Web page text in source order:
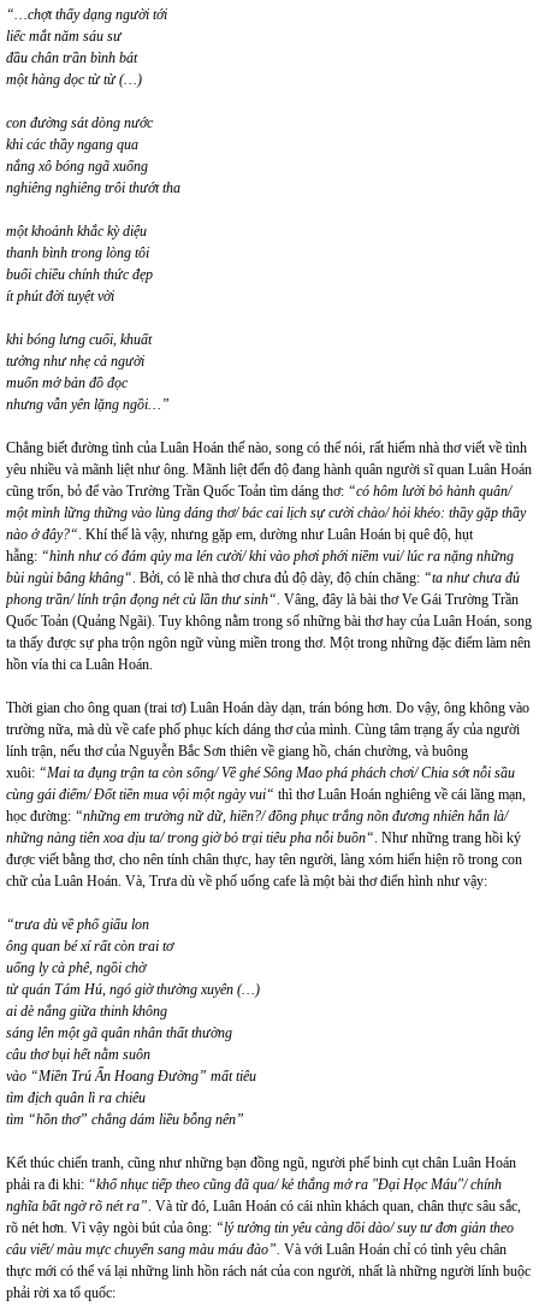
“…chợt thấy dạng người tới
liếc mắt năm sáu sư
đầu chân trần bình bát
một hàng dọc từ từ (…)
con đường sát dòng nước
khi các thầy ngang qua
nắng xô bóng ngã xuống
nghiêng nghiêng trôi thướt tha
một khoảnh khắc kỳ diệu
thanh bình trong lòng tôi
buổi chiều chính thức đẹp
ít phút đời tuyệt vời
khi bóng lưng cuối, khuất
tưởng như nhẹ cả người
muốn mở bản đồ đọc
nhưng vẫn yên lặng ngồi…”
Chẳng biết đường tình của Luân Hoán thế nào, song có thể nói, rất hiếm nhà thơ viết về tình
yêu nhiều và mãnh liệt như ông. Mãnh liệt đến độ đang hành quân người sĩ quan Luân Hoán
cũng trốn, bỏ để vào Trường Trần Quốc Toản tìm dáng thơ: “có hôm lười bỏ hành quân/
một mình lững thững vào lùng dáng thơ/ bác cai lịch sự cười chào/ hỏi khéo: thầy gặp thầy
nào ở đây?“. Khí thế là vậy, nhưng gặp em, dường như Luân Hoán bị quê độ, hụt
hẫng: “hình như có đám qủy ma lén cười/ khi vào phơi phới niềm vui/ lúc ra nặng những
bùi ngùi bâng khâng“. Bởi, có lẽ nhà thơ chưa đủ độ dày, độ chín chăng: “ta như chưa đủ
phong trần/ lính trận đọng nét cù lần thư sinh“. Vâng, đây là bài thơ Ve Gái Trường Trần
Quốc Toản (Quảng Ngãi). Tuy không nằm trong số những bài thơ hay của Luân Hoán, song
ta thấy được sự pha trộn ngôn ngữ vùng miền trong thơ. Một trong những đặc điểm làm nên
hồn vía thi ca Luân Hoán.
Thời gian cho ông quan (trai tơ) Luân Hoán dày dạn, trán bóng hơn. Do vậy, ông không vào
trường nữa, mà dù về cafe phố phục kích dáng thơ của mình. Cùng tâm trạng ấy của người
lính trận, nếu thơ của Nguyễn Bắc Sơn thiên về giang hồ, chán chường, và buông
xuôi: “Mai ta đụng trận ta còn sống/ Về ghé Sông Mao phá phách chơi/ Chia sớt nỗi sầu
cùng gái điếm/ Đốt tiền mua vội một ngày vui“ thì thơ Luân Hoán nghiêng về cái lãng mạn,
học đường: “những em trường nữ dữ, hiền?/ đồng phục trắng nõn đương nhiên hẳn là/
những nàng tiên xoa dịu ta/ trong giờ bỏ trại tiêu pha nỗi buồn“. Như những trang hồi ký
được viết bằng thơ, cho nên tính chân thực, hay tên người, làng xóm hiển hiện rõ trong con
chữ của Luân Hoán. Và, Trưa dù về phố uống cafe là một bài thơ điển hình như vậy:
“trưa dù về phố giấu lon
ông quan bé xí rất còn trai tơ
uống ly cà phê, ngồi chờ
từ quán Tám Hú, ngó giờ thường xuyên (…)
ai dè nắng giữa thinh không
sáng lên một gã quân nhân thất thường
câu thơ bụi hết nằm suôn
vào “Miền Trú Ẩn Hoang Đường” mất tiêu
tìm địch quân lì ra chiêu
tìm “hồn thơ” chẳng dám liều bỗng nên”
Kết thúc chiến tranh, cũng như những bạn đồng ngũ, người phế binh cụt chân Luân Hoán
phải ra đi khi: “khổ nhục tiếp theo cũng đã qua/ kẻ thắng mở ra "Đại Học Máu"/ chính
nghĩa bất ngờ rõ nét ra”. Và từ đó, Luân Hoán có cái nhìn khách quan, chân thực sâu sắc,
rõ nét hơn. Vì vậy ngòi bút của ông: “lý tưởng tin yêu càng dồi dào/ suy tư đơn giản theo
câu viết/ màu mực chuyển sang màu máu đào”. Và với Luân Hoán chỉ có tình yêu chân
thực mới có thể vá lại những linh hồn rách nát của con người, nhất là những người lính buộc
phải rời xa tổ quốc: